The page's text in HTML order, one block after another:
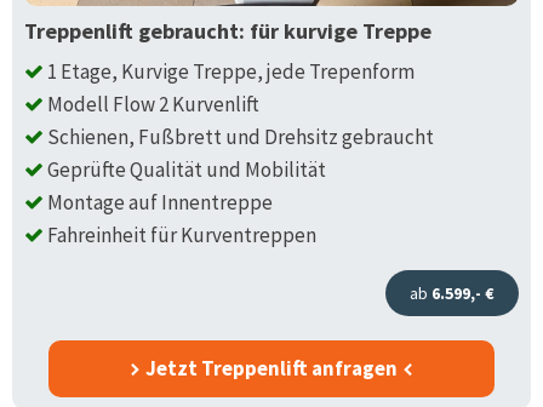
Treppenlift gebraucht: für kurvige Treppe
1 Etage, Kurvige Treppe, jede Trepenform
Modell Flow 2 Kurvenlift
Schienen, Fußbrett und Drehsitz gebraucht
Geprüfte Qualität und Mobilität
Montage auf Innentreppe
Fahreinheit für Kurventreppen
ab 6.599,- €
Jetzt Treppenlift anfragen